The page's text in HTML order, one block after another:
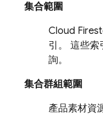
集合範圍
Cloud
引。 這些索
詢。
集合群組範圍
產品素材資